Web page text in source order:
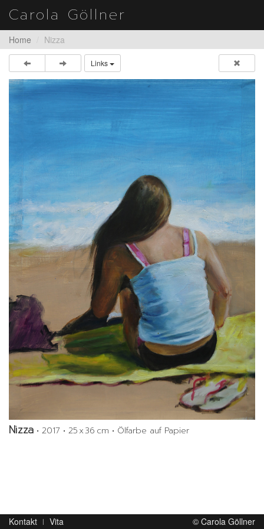
Carola Göllner
Home Nizza
Links
Nizza • 2017 • 25 x 36 cm • Ölfarbe auf Papier
Kontakt Vita © Carola Göllner